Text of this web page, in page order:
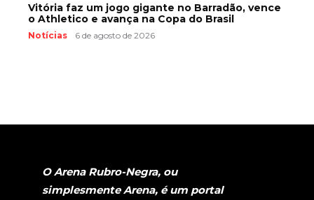
Vitória faz um jogo gigante no Barradão, vence
o Athletico e avança na Copa do Brasil
Notícias 6 de agosto de 2026
O Arena Rubro-Negra, ou
simplesmente Arena, é um portal